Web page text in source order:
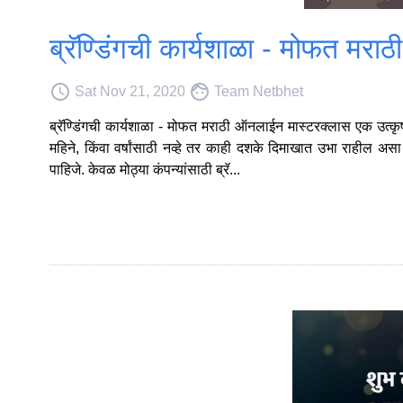
ब्रॅण्डिंगची कार्यशाळा - मोफत
access_time Sat Nov 21, 2020 face Team Netbhet
ब्रॅण्डिंगची कार्यशाळा - मोफत मराठी ऑनलाईन मास्टरक्लास एक
महिने, किंवा वर्षांसाठी नव्हे तर काही दशके दिमाखात उभा
पाहिजे. केवळ मोठ्या कंपन्यांसाठी ब्रॅ...